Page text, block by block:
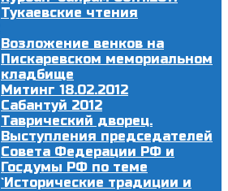
Тукаевские чтения
Возложение венков на
Пискаревском мемориальном
кладбище
Митинг 18.02.2012
Сабантуй 2012
Таврический дворец.
Выступления председателей
Совета Федерации РФ и
Госдумы РФ по теме
`Исторические традиции и